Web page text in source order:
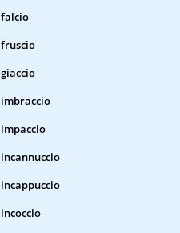
falcio
fruscio
giaccio
imbraccio
impaccio
incannuccio
incappuccio
incoccio